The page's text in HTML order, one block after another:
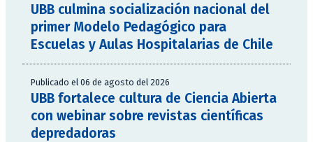
UBB culmina socialización nacional del
primer Modelo Pedagógico para
Escuelas y Aulas Hospitalarias de Chile
Publicado el 06 de agosto del 2026
UBB fortalece cultura de Ciencia Abierta
con webinar sobre revistas científicas
depredadoras